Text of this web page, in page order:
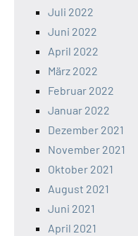
Juli 2022
Juni 2022
April 2022
März 2022
Februar 2022
Januar 2022
Dezember 2021
November 2021
Oktober 2021
August 2021
Juni 2021
April 2021